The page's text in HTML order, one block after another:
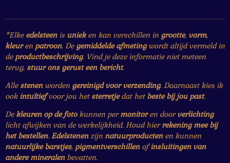
*Elke edelsteenis unieken kan verschillen in grootte, vorm,
kleuren patroon. De gemiddelde afmetingwordt altijd vermeld in
de productbeschrijving. Vind je deze informatie niet meteen
terug, stuur ons gerust een bericht.
Alle stenenworden gereinigd voor verzending. Daarnaast kies ik
ook intuïtiefvoor jou het sterretjedat het beste bij jou past.
Dekleuren op de fotokunnen permonitoren doorverlichting
licht afwijken van de werkelijkheid. Houd hierrekening mee bij
het bestellen. Edelstenenzijn natuurproductenen kunnen
natuurlijke barstjes, pigmentverschillenofinsluitingen van
andere mineralenbevatten.